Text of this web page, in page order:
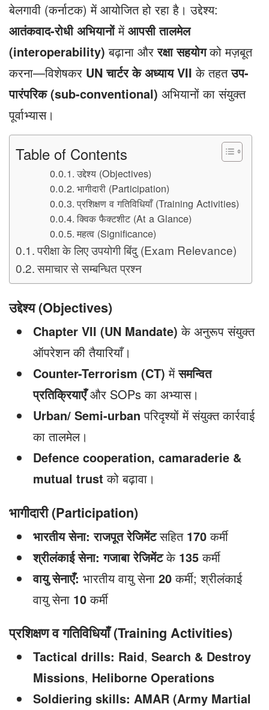
बेलगावी (कर्नाटक) में आयोजित हो रहा है। उद्देश्य:
आतंकवाद-रोधी अभियानोंमेंआपसी तालमेल
(interoperability) बढ़ाना औररक्षा सहयोगको मज़बूत
करना—विशेषकर UN चार्टर के अध्याय VII के तहतउप-
पारंपरिक (sub-conventional) अभियानों का संयुक्त
पूर्वाभ्यास।
Table of Contents
उद्देश्य (Objectives)
भागीदारी (Participation)
प्रशिक्षण व गतिविधियाँ (Training Activities)
क्विक फैक्टशीट (At a Glance)
महत्व (Significance)
परीक्षा के लिए उपयोगी बिंदु (Exam Relevance)
समाचार से सम्बन्धित प्रश्न
उद्देश्य (Objectives)
Chapter VII (UN Mandate) के अनुरूप संयुक्त
ऑपरेशन की तैयारियाँ।
Counter-Terrorism (CT) मेंसमन्वित
प्रतिक्रियाएँऔर SOPs का अभ्यास।
Urban/ Semi-urban परिदृश्यों में संयुक्त कार्रवाई
का तालमेल।
Defence cooperation, camaraderie &
mutual trust को बढ़ावा।
भागीदारी (Participation)
भारतीय सेना: राजपूत रेजिमेंटसहित 170कर्मी
श्रीलंकाई सेना: गजाबा रेजिमेंटके 135कर्मी
वायु सेनाएँ: भारतीय वायु सेना 20कर्मी; श्रीलंकाई
वायु सेना 10कर्मी
प्रशिक्षण व गतिविधियाँ (Training Activities)
Tactical drills: Raid, Search & Destroy
Missions, Heliborne Operations
Soldiering skills: AMAR (Army Martial